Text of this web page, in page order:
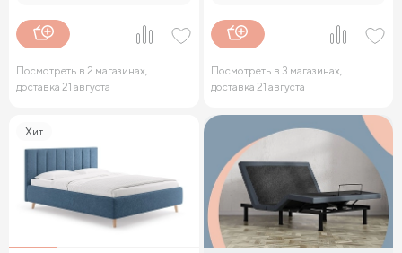
Посмотреть в 2 магазинах,
доставка 21 августа
Посмотреть в 3 магазинах,
доставка 21 августа
Хит